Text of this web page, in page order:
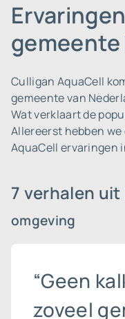
Culligan AquaCell
gemeente van
Wat verklaart de
Allereerst hebben
AquaCell ervaringen
7 verhalen
omgeving
“Geen
zoveel